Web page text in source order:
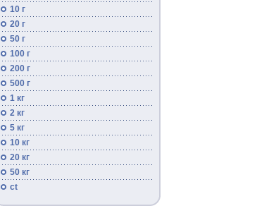
10 г
20 г
50 г
100 г
200 г
500 г
1 кг
2 кг
5 кг
10 кг
20 кг
50 кг
ct